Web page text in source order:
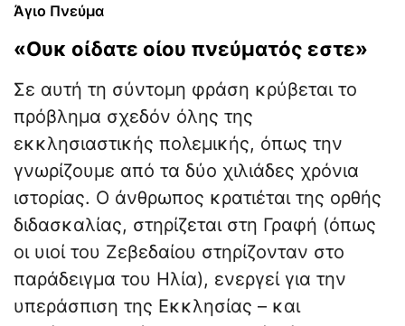
Άγιο Πνεύμα
«Ουκ οίδατε οίου πνεύματός εστε»
Σε αυτή τη σύντομη φράση κρύβεται το
πρόβλημα σχεδόν όλης της
εκκλησιαστικής πολεμικής, όπως την
γνωρίζουμε από τα δύο χιλιάδες χρόνια
ιστορίας. Ο άνθρωπος κρατιέται της ορθής
διδασκαλίας, στηρίζεται στη Γραφή (όπως
οι υιοί του Ζεβεδαίου στηρίζονταν στο
παράδειγμα του Ηλία), ενεργεί για την
υπεράσπιση της Εκκλησίας – και